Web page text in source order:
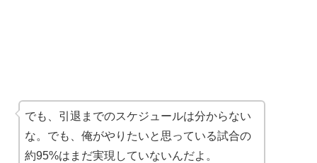
でも、引退までのスケジュールは分からない
な。でも、俺がやりたいと思っている試合の
約95%はまだ実現していないんだよ。